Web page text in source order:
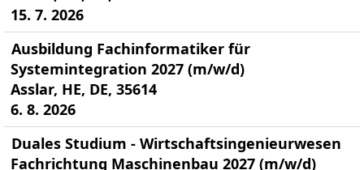
15. 7. 2026
Ausbildung Fachinformatiker für
Systemintegration 2027 (m/w/d)
Asslar, HE, DE, 35614
6. 8. 2026
Duales Studium - Wirtschaftsingenieurwesen
Fachrichtung Maschinenbau 2027 (m/w/d)